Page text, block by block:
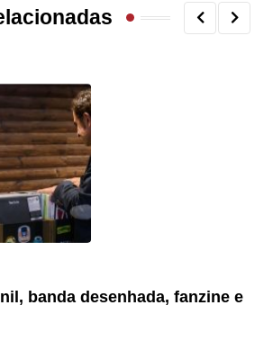
banda desenhada, fanzine e